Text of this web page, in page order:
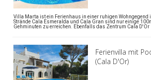
Villa Marta ist ein Ferienhaus in einer ruhigen Wohngegend
Strände Cala Esmeralda und Cala Gran sind nur einige
Gehminuten zu erreichen. Ebenfalls das Zentrum Cala D'Or
Ferienvilla mit
(Cala D'Or)